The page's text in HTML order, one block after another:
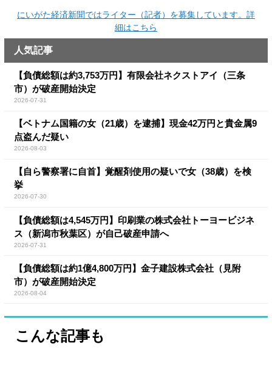
にいがた経済新聞ではライター（記者）を募集しています。詳
細はこちら
人気記事
【負債総額は約3,753万円】有限会社ネクストアイ（三条
市）が破産開始決定
2026-07-31
【ベトナム国籍の女（21歳）を逮捕】現金42万円と貴金属9
点盗んだ疑い
2026-08-03
【自ら警察署に自首】覚醒剤使用の疑いで女（38歳）を検
挙
2026-07-30
【負債総額は4,545万円】印刷業の株式会社トーヨービジネ
ス（新潟市秋葉区）が自己破産申請へ
2026-07-31
【負債総額は約1億4,800万円】金子建設株式会社（見附
市）が破産開始決定
2026-08-04
こんな記事も